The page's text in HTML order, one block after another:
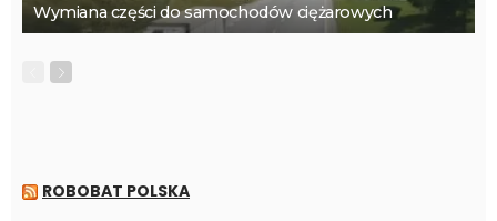
Wymiana części do samochodów ciężarowych
ROBOBAT POLSKA